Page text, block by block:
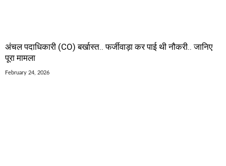
अंचल पदाधिकारी (CO) बर्खास्त.. फर्जीवाड़ा कर पाई थी नौकरी.. जानिए
पूरा मामला
February 24, 2026